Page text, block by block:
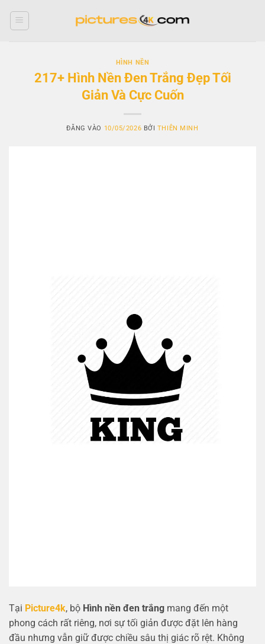
HÌNH NỀN
217+ Hình Nền Đen Trắng Đẹp Tối
Giản Và Cực Cuốn
ĐĂNG VÀO 10/05/2026 BỞI THIÊN MINH
Tại Picture4k, bộ Hình nền đen trắng mang đến một
phong cách rất riêng, nơi sự tối giản được đặt lên hàng
đầu nhưng vẫn giữ được chiều sâu thị giác rõ rệt. Không